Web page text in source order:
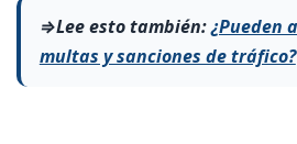
⇒Lee esto también:¿Pueden
multas y sanciones de tráfico?